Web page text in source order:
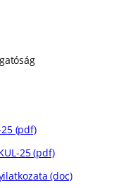
(pdf)
25 (pdf)
(doc)